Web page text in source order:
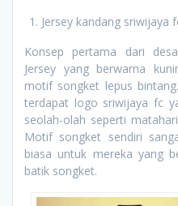
Jersey kandang sriwijaya
Konsep pertama dari
Jersey yang berwarna
motif songket lepus
terdapat logo sriwijaya fc
seolah-olah seperti
Motif songket sendiri
biasa untuk mereka yang
batik songket.